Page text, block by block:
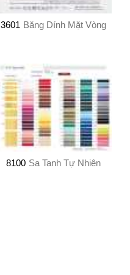
3601 Băng Dính Mặt Vòng
8100 Sa Tanh Tự Nhiên